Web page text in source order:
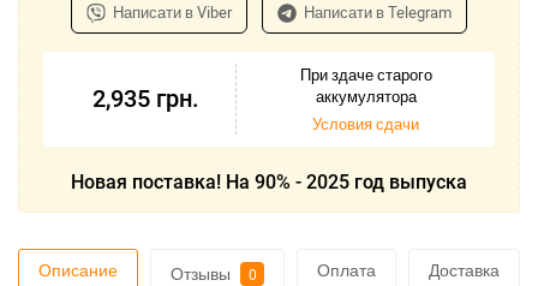
Написати в Viber Написати в Telegram
2,935 грн.
При здаче старого
аккумулятора
Условия сдачи
Новая поставка! На 90% - 2025 год выпуска
Описание Отзывы 0 Оплата Доставка